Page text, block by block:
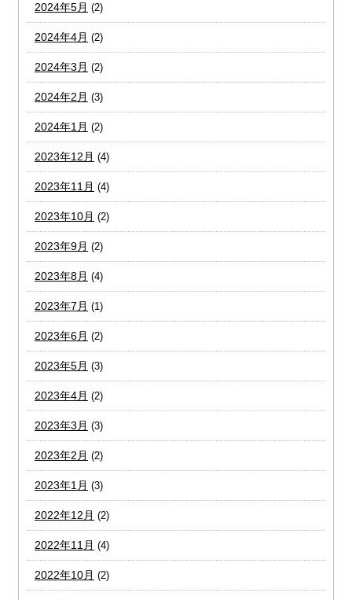
2024年5月 (2)
2024年4月 (2)
2024年3月 (2)
2024年2月 (3)
2024年1月 (2)
2023年12月 (4)
2023年11月 (4)
2023年10月 (2)
2023年9月 (2)
2023年8月 (4)
2023年7月 (1)
2023年6月 (2)
2023年5月 (3)
2023年4月 (2)
2023年3月 (3)
2023年2月 (2)
2023年1月 (3)
2022年12月 (2)
2022年11月 (4)
2022年10月 (2)